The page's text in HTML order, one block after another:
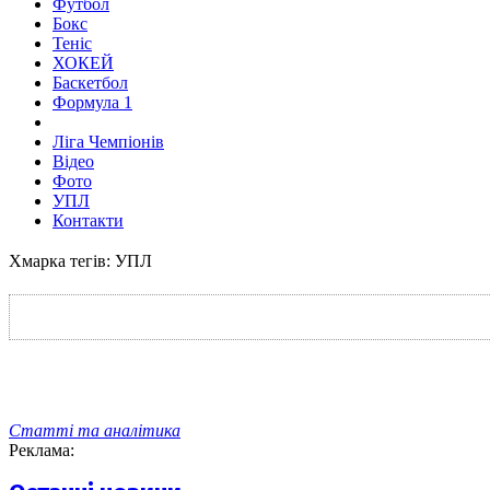
Футбол
Бокс
Теніс
ХОКЕЙ
Баскетбол
Формула 1
Ліга Чемпіонів
Відео
Фото
УПЛ
Контакти
Хмарка тегів: УПЛ
Статті та аналітика
Реклама: